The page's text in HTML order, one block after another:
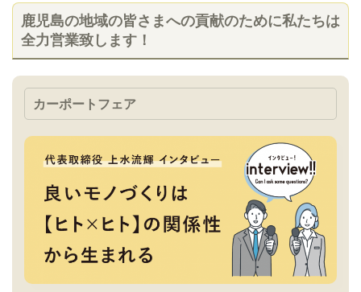
鹿児島の地域の皆さまへの貢献のために私たちは
全力営業致します！
カーポートフェア